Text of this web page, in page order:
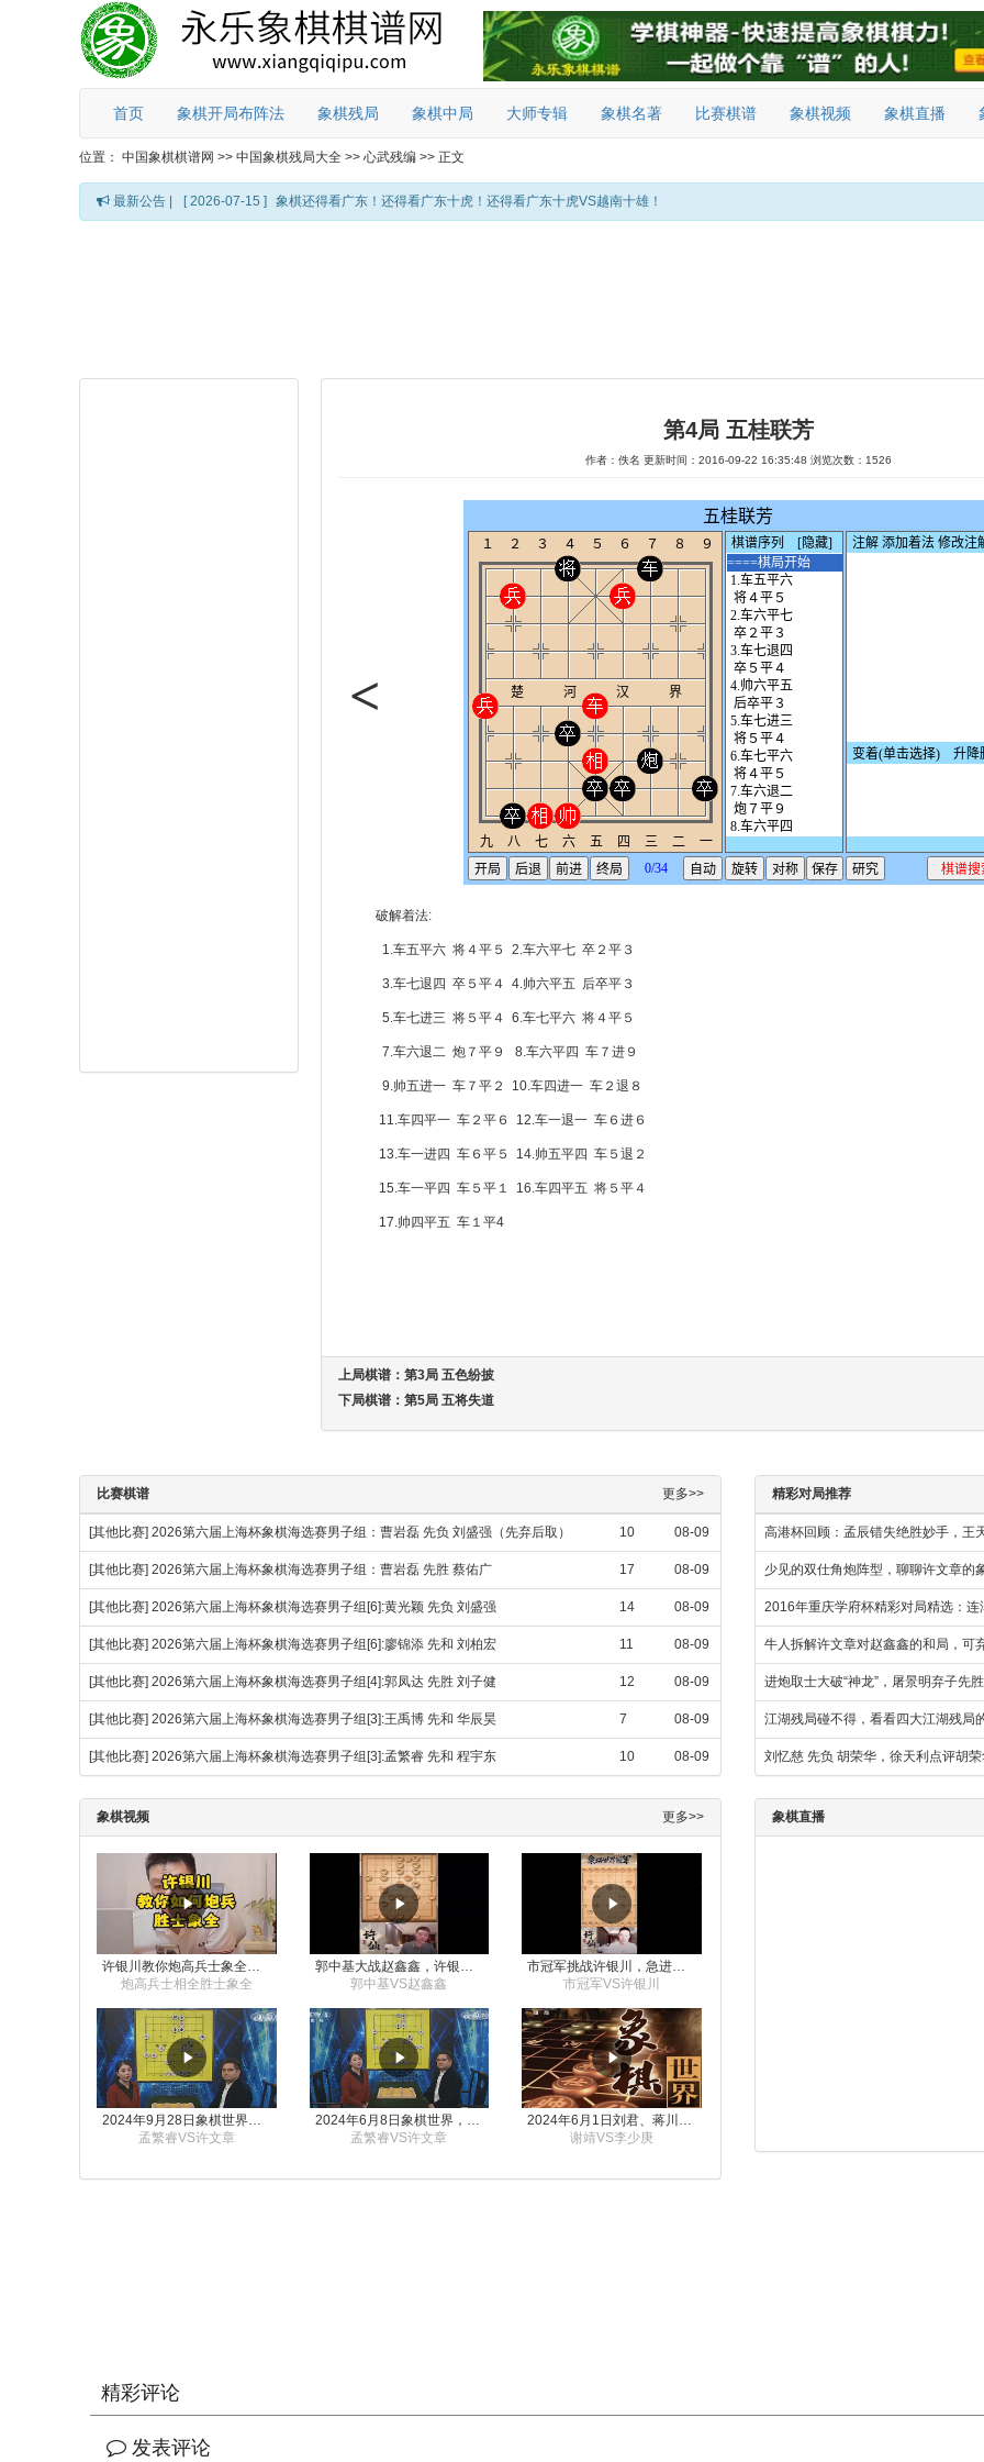
首页 象棋开局布阵法 象棋残局 象棋中局 大师专辑 象棋名著 比赛棋谱 象棋视频 象棋直播
位置： 中国象棋棋谱网 >> 中国象棋残局大全 >> 心武残编 >> 正文
最新公告 | [ 2026-07-15 ] 象棋还得看广东！还得看广东十虎！还得看广东十虎VS越南十雄！
第4局 五桂联芳
作者：佚名 更新时间：2016-09-22 16:35:48 浏览次数：1526
破解着法:
1.车五平六 将４平５ 2.车六平七 卒２平３
3.车七退四 卒５平４ 4.帅六平五 后卒平３
5.车七进三 将５平４ 6.车七平六 将４平５
7.车六退二 炮７平９ 8.车六平四 车７进９
9.帅五进一 车７平２ 10.车四进一 车２退８
11.车四平一 车２平６ 12.车一退一 车６进６
13.车一进四 车６平５ 14.帅五平四 车５退２
15.车一平四 车５平１ 16.车四平五 将５平４
17.帅四平五 车１平4
<
上局棋谱： 第3局 五色纷披
下局棋谱： 第5局 五将失道
比赛棋谱 更多>>
[其他比赛] 2026第六届上海杯象棋海选赛男子组：曹岩磊 先负 刘盛强（先弃后取） 10 08-09
[其他比赛] 2026第六届上海杯象棋海选赛男子组：曹岩磊 先胜 蔡佑广 17 08-09
[其他比赛] 2026第六届上海杯象棋海选赛男子组[6]:黄光颖 先负 刘盛强 14 08-09
[其他比赛] 2026第六届上海杯象棋海选赛男子组[6]:廖锦添 先和 刘柏宏 11 08-09
[其他比赛] 2026第六届上海杯象棋海选赛男子组[4]:郭凤达 先胜 刘子健 12 08-09
[其他比赛] 2026第六届上海杯象棋海选赛男子组[3]:王禹博 先和 华辰昊 7 08-09
[其他比赛] 2026第六届上海杯象棋海选赛男子组[3]:孟繁睿 先和 程宇东 10 08-09
精彩对局推荐
高港杯回顾：孟辰错失绝胜妙手，王
少见的双仕角炮阵型，聊聊许文章的
2016年重庆学府杯精彩对局精选：连
牛人拆解许文章对赵鑫鑫的和局，可
进炮取士大破“神龙”，屠景明弃子先
江湖残局碰不得，看看四大江湖残局
刘忆慈 先负 胡荣华，徐天利点评胡
象棋视频 更多>>
炮高兵士相全胜士象全
郭中基VS赵鑫鑫
市冠军VS许银川
2024年9月28日象棋世界栏目，刘君、蒋川讲解了第九届杨官璘杯象棋公开赛孟繁睿与许文章的对局
孟繁睿VS许文章
2024年6月8日象棋世界，刘君、蒋川讲解了第九届杨官璘杯全国象棋公开赛孟繁睿与许文章的对局
孟繁睿VS许文章
2024年6月1日刘君、蒋川讲解第三届上海杯象棋大师赛谢靖与李少庚的对局
谢靖VS李少庚
象棋直播
精彩评论
发表评论